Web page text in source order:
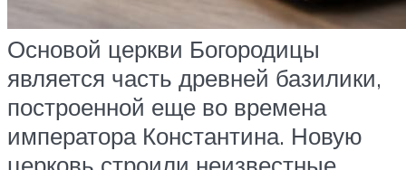
Основой церкви Богородицы
является часть древней базилики,
построенной еще во времена
императора Константина. Новую